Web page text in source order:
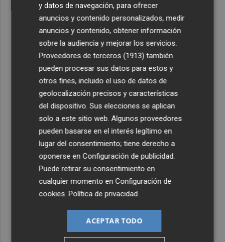
y datos de navegación, para ofrecer
anuncios y contenido personalizados, medir
anuncios y contenido, obtener información
sobre la audiencia y mejorar los servicios.
Proveedores de terceros (1913) también
pueden procesar sus datos para estos y
otros fines, incluido el uso de datos de
geolocalización precisos y características
del dispositivo. Sus elecciones se aplican
solo a este sitio web. Algunos proveedores
pueden basarse en el interés legítimo en
lugar del consentimiento; tiene derecho a
oponerse enConfiguración de publicidad.
Puede retirar su consentimiento en
cualquier momento enConfiguración de
cookies.Política de privacidad
ACEPTAR TODO